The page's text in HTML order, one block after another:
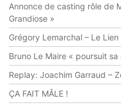
Annonce de casting rôle de
Grandiose »
Grégory Lemarchal – Le
Bruno Le Maire « poursuit sa
Replay: Joachim Garraud –
ÇA FAIT MÂLE !